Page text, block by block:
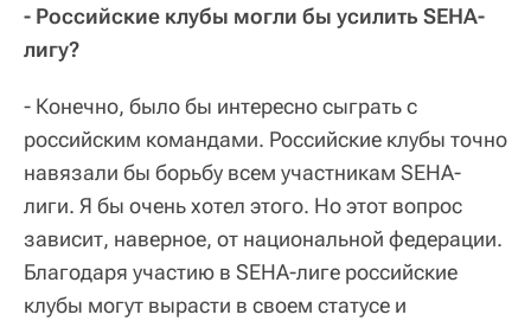
- Российские клубы могли бы усилить SEHA-
лигу?
- Конечно, было бы интересно сыграть с
российским командами. Российские клубы точно
навязали бы борьбу всем участникам SEHA-
лиги. Я бы очень хотел этого. Но этот вопрос
зависит, наверное, от национальной федерации.
Благодаря участию в SEHA-лиге российские
клубы могут вырасти в своем статусе и